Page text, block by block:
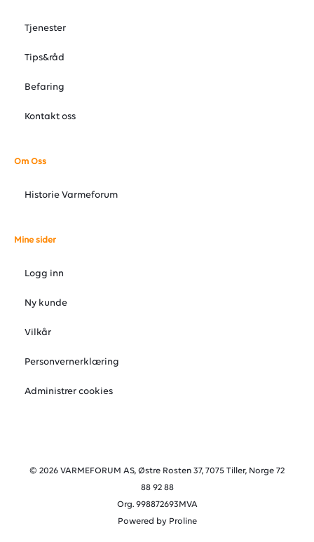
Tjenester
Tips&råd
Befaring
Kontakt oss
Om Oss
Historie Varmeforum
Mine sider
Logg inn
Ny kunde
Vilkår
Personvernerklæring
Administrer cookies
© 2026 VARMEFORUM AS, Østre Rosten 37, 7075 Tiller, Norge 72
88 92 88
Org. 998872693MVA
Powered by Proline